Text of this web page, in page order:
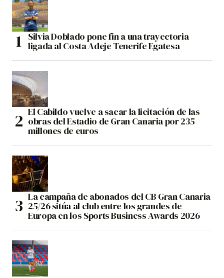
Silvia Doblado pone fin a una trayectoria
ligada al Costa Adeje Tenerife Egatesa
El Cabildo vuelve a sacar la licitación de las
obras del Estadio de Gran Canaria por 235
millones de euros
La campaña de abonados del CB Gran Canaria
25/26 sitúa al club entre los grandes de
Europa en los Sports Business Awards 2026